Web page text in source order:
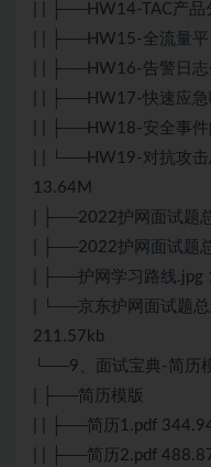
| | ├──HW14-TAC产
| | ├──HW15-全流量
| | ├──HW16-告警日
| | ├──HW17-快速应
| | ├──HW18-安全事
| | └──HW19-对抗攻
13.64M
| ├──2022护网面试题
| ├──2022护网面试题
| ├──护网学习路线.jpg
| └──京东护网面试题
211.57kb
└──9、面试宝典-简历
| ├──简历模版
| | ├──简历1.pdf
| | ├──简历2.pdf